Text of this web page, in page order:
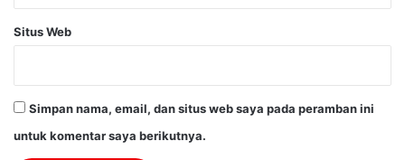
Situs Web
Simpan nama, email, dan situs web saya pada peramban ini
untuk komentar saya berikutnya.